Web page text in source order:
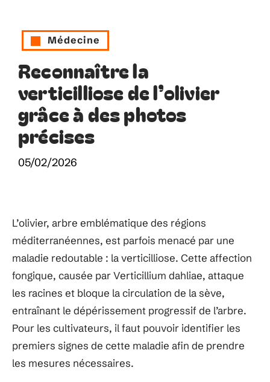
Médecine
Reconnaître la
verticilliose de l’olivier
grâce à des photos
précises
05/02/2026
L’olivier, arbre emblématique des régions
méditerranéennes, est parfois menacé par une
maladie redoutable : la verticilliose. Cette affection
fongique, causée par Verticillium dahliae, attaque
les racines et bloque la circulation de la sève,
entraînant le dépérissement progressif de l’arbre.
Pour les cultivateurs, il faut pouvoir identifier les
premiers signes de cette maladie afin de prendre
les mesures nécessaires.